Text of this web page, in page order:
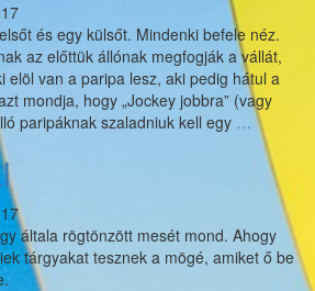
és egy külsőt. Mindenki befele néz.
az előttük állónak megfogják a vállát,
elöl van a paripa lesz, aki pedig hátul a
mondja, hogy „Jockey jobbra” (vagy
paripáknak szaladniuk kell egy …Jockey
és
paripája
általa rögtönzött mesét mond. Ahogy
tárgyakat tesznek a mögé, amiket ő be